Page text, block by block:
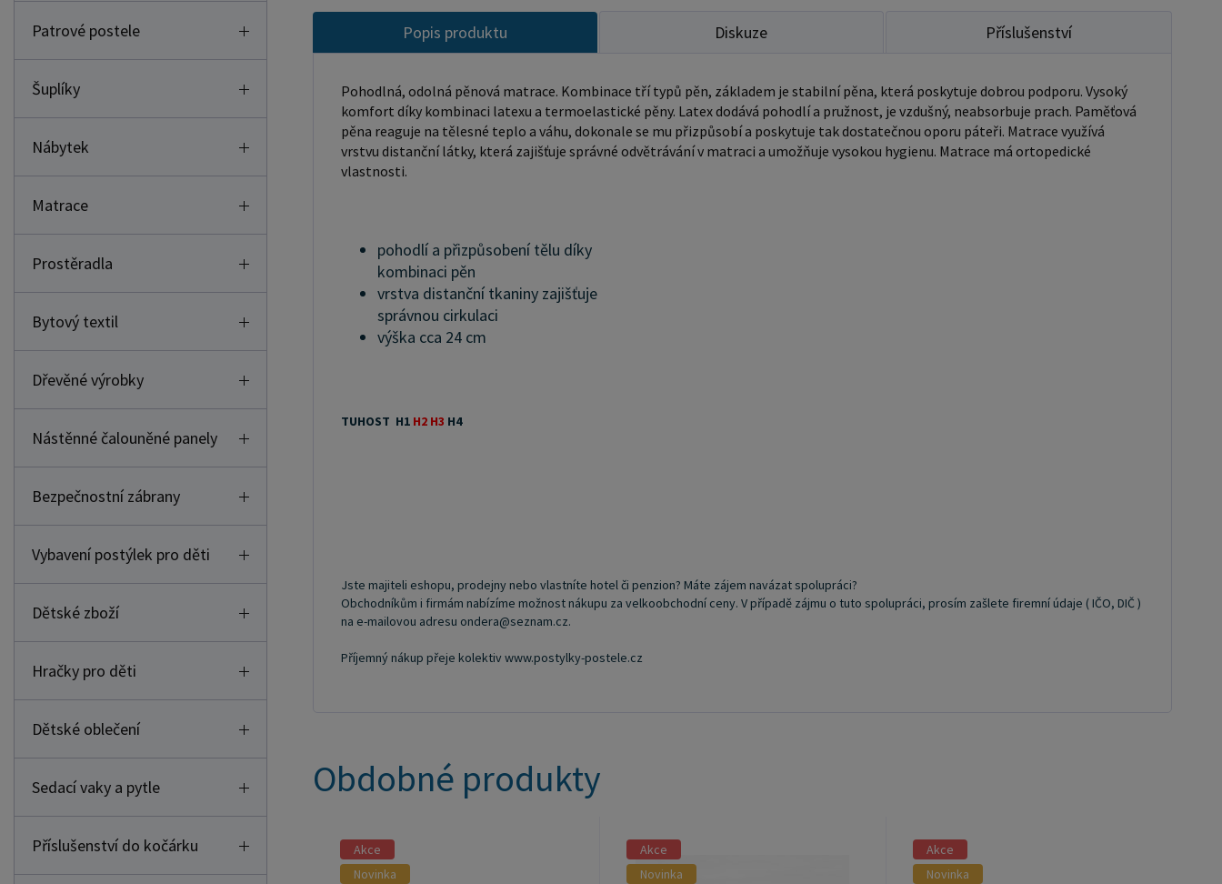
Patrové postele
Šuplíky
Nábytek
Matrace
Prostěradla
Bytový textil
Dřevěné výrobky
Nástěnné čalouněné panely
Bezpečnostní zábrany
Vybavení postýlek pro děti
Dětské zboží
Hračky pro děti
Dětské oblečení
Sedací vaky a pytle
Příslušenství do kočárku
Popis produktu Diskuze Příslušenství
Pohodlná, odolná pěnová matrace. Kombinace tří typů pěn, základem je stabilní pěna, která poskytuje dobrou podporu. Vysoký
komfort díky kombinaci latexu a termoelastické pěny. Latex dodává pohodlí a pružnost, je vzdušný, neabsorbuje prach. Paměťová
pěna reaguje na tělesné teplo a váhu, dokonale se mu přizpůsobí a poskytuje tak dostatečnou oporu páteři. Matrace využívá
vrstvu distanční látky, která zajišťuje správné odvětrávání v matraci a umožňuje vysokou hygienu. Matrace má ortopedické
vlastnosti.
pohodlí a přizpůsobení tělu díky
kombinaci pěn
vrstva distanční tkaniny zajišťuje
správnou cirkulaci
výška cca 24 cm
TUHOST H1 H2 H3 H4
Jste majiteli eshopu, prodejny nebo vlastníte hotel či penzion? Máte zájem navázat spolupráci?
Obchodníkům i firmám nabízíme možnost nákupu za velkoobchodní ceny. V případě zájmu o tuto spolupráci, prosím zašlete firemní údaje ( IČO, DIČ )
na e-mailovou adresu ondera@seznam.cz.
Příjemný nákup přeje kolektiv www.postylky-postele.cz
Obdobné produkty
Akce
Novinka
Akce
Novinka
Akce
Novinka